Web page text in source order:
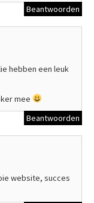
Beantwoorden
hebben een leuk
mee
Beantwoorden
website, succes